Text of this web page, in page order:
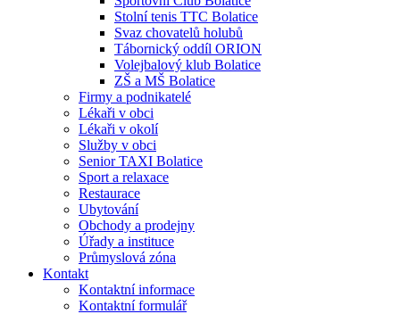
Stolní tenis TTC Bolatice
Svaz chovatelů holubů
Tábornický oddíl ORION
Volejbalový klub Bolatice
ZŠ a MŠ Bolatice
Firmy a podnikatelé
Lékaři v obci
Lékaři v okolí
Služby v obci
Senior TAXI Bolatice
Sport a relaxace
Restaurace
Ubytování
Obchody a prodejny
Úřady a instituce
Průmyslová zóna
Kontakt
Kontaktní informace
Kontaktní formulář